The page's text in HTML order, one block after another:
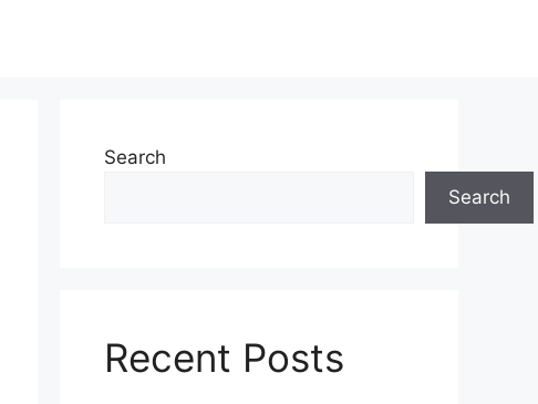
Search
Search
Recent Posts